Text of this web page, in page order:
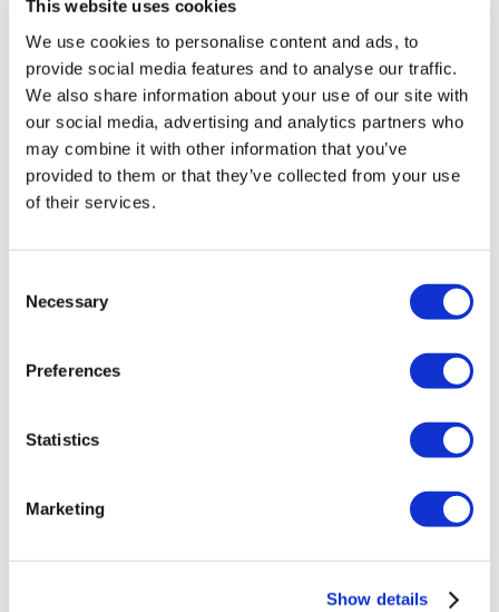
This website uses cookies
We use cookies to personalise content and ads, to
provide social media features and to analyse our traffic.
We also share information about your use of our site with
our social media, advertising and analytics partners who
may combine it with other information that you’ve
provided to them or that they’ve collected from your use
of their services.
Selection
Necessary
Preferences
Statistics
Marketing
Show details
Back Города
Vilnius county
Flymedi
TÜRSAB – Операции на flymedi.com осуществляются
компанией MIRAC SARA TOURISM, туристическим
агентством группы A, зарегистрированным в TÜRSAB
(Сертификат № 12276).
Все процедуры проводятся в сертифицированном
медицинском учреждении, специализирующемся на
как это работает?
Flymedi Программа рекомендаций
FAQ
Блог
Политика отмены